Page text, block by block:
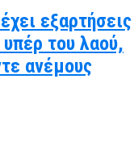
εξαρτήσεις
του λαού,
ανέμους